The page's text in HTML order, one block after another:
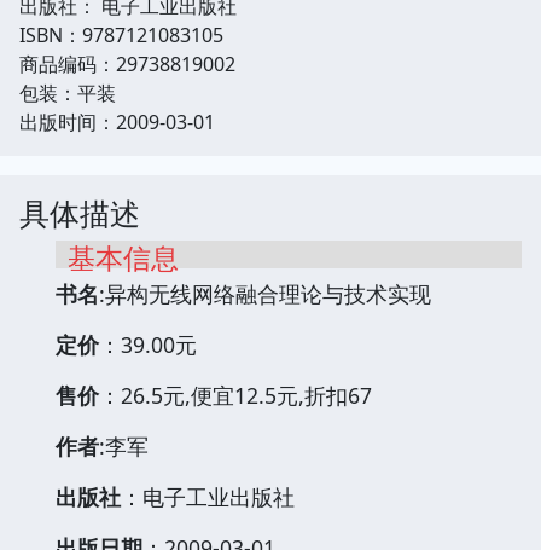
出版社： 电子工业出版社
ISBN：9787121083105
商品编码：29738819002
包装：平装
出版时间：2009-03-01
具体描述
基本信息
书名:异构无线网络融合理论与技术实现
定价：39.00元
售价：26.5元,便宜12.5元,折扣67
作者:李军
出版社 ：电子工业出版社